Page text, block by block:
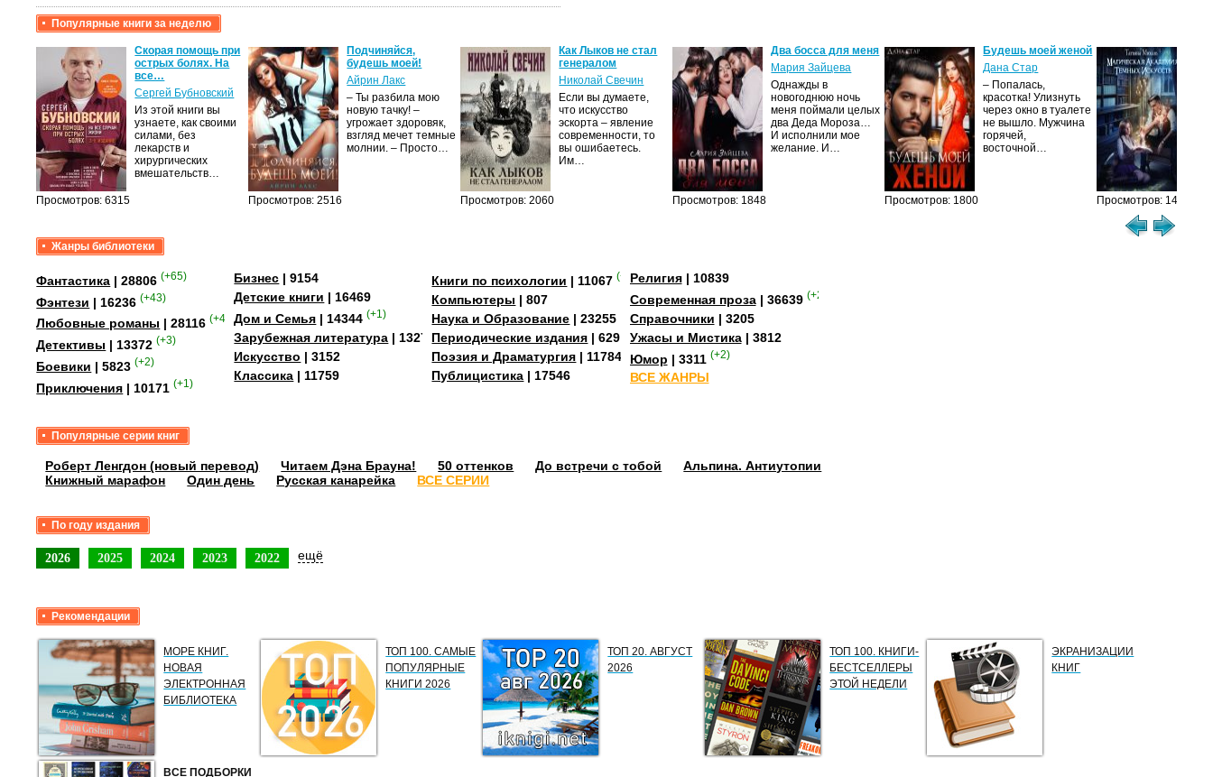
Популярные книги за неделю
Просмотров: 6315
Скорая помощь при
острых болях. На
все…
Сергей Бубновский
Из этой книги вы
узнаете, как своими
силами, без
лекарств и
хирургических
вмешательств…
Просмотров: 2516
Подчиняйся,
будешь моей!
Айрин Лакс
– Ты разбила мою
новую тачку! –
угрожает здоровяк,
взгляд мечет темные
молнии. – Просто…
Просмотров: 2060
Как Лыков не стал
генералом
Николай Свечин
Если вы думаете,
что искусство
эскорта – явление
современности, то
вы ошибаетесь.
Им…
Просмотров: 1848
Два босса для меня
Мария Зайцева
Однажды в
новогоднюю ночь
меня поймали целых
два Деда Мороза…
И исполнили мое
желание. И…
Просмотров: 1800
Будешь моей женой
Дана Стар
– Попалась,
красотка! Улизнуть
через окно в туалете
не вышло. Мужчина
горячей,
восточной…
Просмотров: 1462
Жанры библиотеки
Фантастика | 28806 (+65)
Фэнтези | 16236 (+43)
Любовные романы | 28116 (+41)
Детективы | 13372 (+3)
Боевики | 5823 (+2)
Приключения | 10171 (+1)
Бизнес | 9154
Детские книги | 16469
Дом и Семья | 14344 (+1)
Зарубежная литература | 13273
Искусство | 3152
Классика | 11759
Книги по психологии | 11067 (+2)
Компьютеры | 807
Наука и Образование | 23255
Периодические издания | 629
Поэзия и Драматургия | 11784
Публицистика | 17546
Религия| 10839
Современная проза| 36639 (+2)
Справочники | 3205
Ужасы и Мистика| 3812
Юмор | 3311 (+2)
ВСЕ ЖАНРЫ
Популярные серии книг
Роберт Ленгдон (новый перевод) Читаем Дэна Брауна! 50 оттенков До встречи с тобой
Альпина. Антиутопии
Книжный марафон
Один день Русская канарейка ВСЕ СЕРИИ
По году издания
2026 2025 2024 2023 2022 ещё
Рекомендации
МОРЕ КНИГ.
НОВАЯ
ЭЛЕКТРОННАЯ
БИБЛИОТЕКА
ТОП 100. САМЫЕ
ПОПУЛЯРНЫЕ
КНИГИ 2026
ТОП 20. АВГУСТ
2026
ТОП 100. КНИГИ-
БЕСТСЕЛЛЕРЫ
ЭТОЙ НЕДЕЛИ
ЭКРАНИЗАЦИИ
КНИГ
ВСЕ ПОДБОРКИ